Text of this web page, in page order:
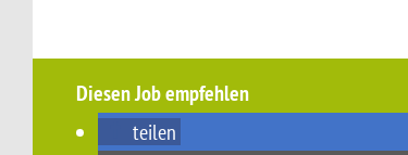
Diesen Job empfehlen
teilen